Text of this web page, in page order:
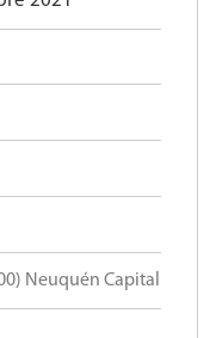
Neuquén Capital